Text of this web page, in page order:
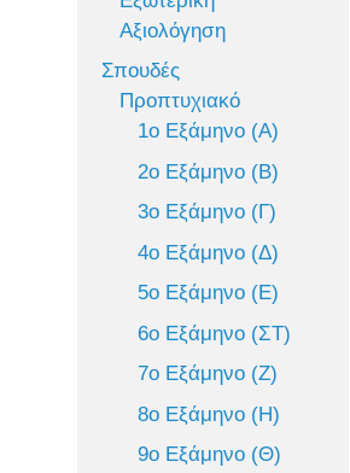
Αξιολόγηση
Σπουδές
Προπτυχιακό
1ο Εξάμηνο (Α)
2ο Εξάμηνο (Β)
3ο Εξάμηνο (Γ)
4ο Εξάμηνο (Δ)
5ο Εξάμηνο (Ε)
6ο Εξάμηνο (ΣΤ)
7ο Εξάμηνο (Ζ)
8ο Εξάμηνο (Η)
9ο Εξάμηνο (Θ)